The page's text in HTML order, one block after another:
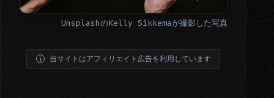
UnsplashのKelly Sikkemaが撮影した写真
当サイトはアフィリエイト広告を利用しています